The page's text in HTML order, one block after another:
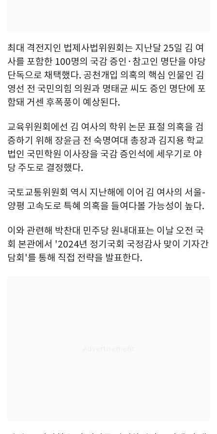
최대 격전지인 법제사법위원회는 지난달 25일 김 여
사를 포함한 100명의 국감 증인·참고인 명단을 야당
단독으로 채택했다. 공천개입 의혹의 핵심 인물인 김
영선 전 국민의힘 의원과 명태균 씨도 증인 명단에 포
함돼 거센 후폭풍이 예상된다.
교육위원회에선 김 여사의 학위 논문 표절 의혹을 검
증하기 위해 장윤금 전 숙명여대 총장과 김지용 학교
법인 국민학원 이사장을 국감 증인석에 세우기로 야
당 주도로 결정했다.
국토교통위원회 역시 지난해에 이어 김 여사의 서울-
양평 고속도로 특혜 의혹을 들여다볼 가능성이 높다.
이와 관련해 박찬대 민주당 원내대표는 이날 오전 국
회 본관에서 '2024년 정기국회 국정감사 맞이 기자간
담회'를 통해 직접 전략을 발표한다.